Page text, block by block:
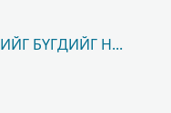
БҮГДИЙГ НЬ ҮЗЭХ